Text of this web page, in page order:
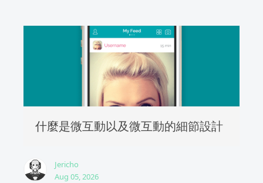
什麼是微互動以及微互動的細節設計
Jericho
Aug 05, 2026